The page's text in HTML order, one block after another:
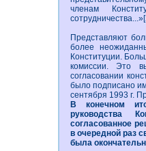
членам
сотрудничества...»
Представляют
более
Конституции.
комиссии. Это
согласовании
было подписано
сентября 1993 г.
В конечном
руководства
согласованное
в очередной раз
была